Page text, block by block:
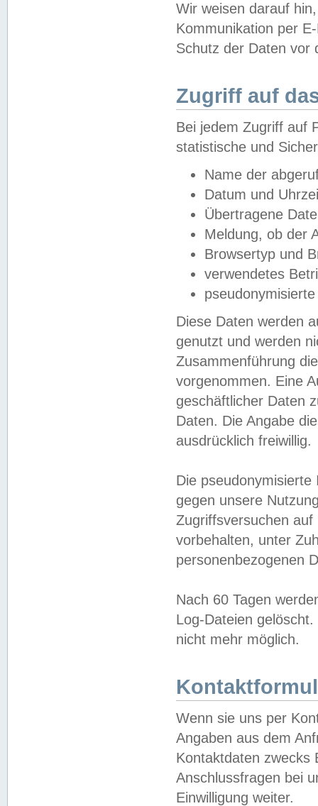
Wir weisen darauf
Kommunikation per
Schutz der Daten vor
Zugriff auf
Bei jedem Zugriff auf
statistische und
Name der
Datum und
Übertragene
Meldung, ob der
Browsertyp und
verwendetes
Diese Daten werden
genutzt und werden
Zusammenführung
vorgenommen. Eine
geschäftlicher Daten
Daten. Die Angabe
ausdrücklich freiwillig.
Die
gegen unsere
Zugriffsversuchen
vorbehalten, unter
personenbezogenen
Nach 60 Tagen
Log-Dateien
nicht mehr möglich.
Wenn sie uns per
Angaben aus dem
Kontaktdaten zwecks
Anschlussfragen bei
Einwilligung weiter.